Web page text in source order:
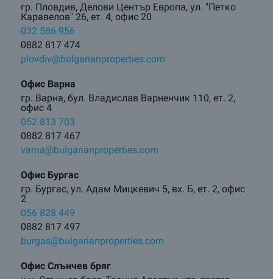
гр. Пловдив, Делови Център Европа, ул. "Петко
Каравелов" 26, ет. 4, офис 20
032 586 956
0882 817 474
plovdiv@bulgarianproperties.com
Офис Варна
гр. Варна, бул. Владислав Варненчик 110, ет. 2,
офис 4
052 813 703
0882 817 467
varna@bulgarianproperties.com
Офис Бургас
гр. Бургас, ул. Адам Мицкевич 5, вх. Б, ет. 2, офис
2
056 828 449
0882 817 497
burgas@bulgarianproperties.com
Офис Слънчев бряг